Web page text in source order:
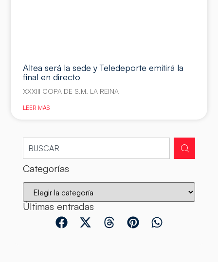
Altea será la sede y Teledeporte emitirá la
final en directo
XXXIII COPA DE S.M. LA REINA
LEER MÁS
Categorías
Últimas entradas